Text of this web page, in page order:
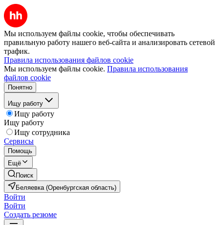
Мы используем файлы cookie, чтобы обеспечивать
правильную работу нашего веб-сайта и анализировать сетевой
трафик.
Правила использования файлов cookie
Мы используем файлы cookie. Правила использования
файлов cookie
Понятно
Ищу работу
Ищу работу
Ищу работу
Ищу сотрудника
Сервисы
Помощь
Ещё
Поиск
Беляевка (Оренбургская область)
Войти
Войти
Создать резюме